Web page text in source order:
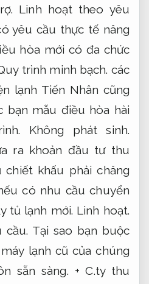
Linh hoạt theo yêu
yêu cầu thực tế nâng
hòa mới có đa chức
trình minh bạch. các
lạnh Tiến Nhân cũng
bạn mẫu điều hòa hài
Không phát sinh.
ra khoản đầu tư thu
khấu phải chăng
có nhu cầu chuyển
tủ lạnh mới. Linh hoạt.
cầu. Tại sao bạn buộc
lạnh cũ của chúng
sẵn sàng. + C.ty thu